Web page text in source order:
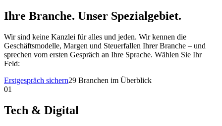
Ihre Branche. Unser Spezialgebiet.
Wir sind keine Kanzlei für alles und jeden. Wir kennen die
Geschäftsmodelle, Margen und Steuerfallen Ihrer Branche – und
sprechen vom ersten Gespräch an Ihre Sprache. Wählen Sie Ihr
Feld:
Erstgespräch sichern29 Branchen im Überblick
01
Tech & Digital